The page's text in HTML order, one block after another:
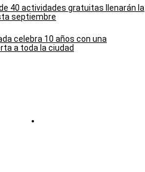
40 actividades gratuitas llenarán la
septiembre
celebra 10 años con una
a toda la ciudad
cookies